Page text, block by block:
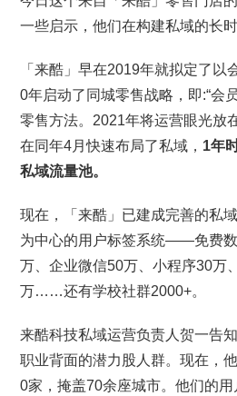
一些启示，他们在构建私域的长
「来酷」早在2019年就拟定了以
0年启动了同城零售战略，即:“会
零售方法。2021年将运营眼光放
在同年4月快速布局了私域， 1年
私域流量池。
现在，「来酷」已建成完善的私
为中心的用户标签系统——免费
万、企业微信50万、小程序30万
万……还有学校社群2000+。
来酷科技私域运营负责人贺一告
职业背面的潜力股人群。现在，
0家，掩盖70余座城市。他们的